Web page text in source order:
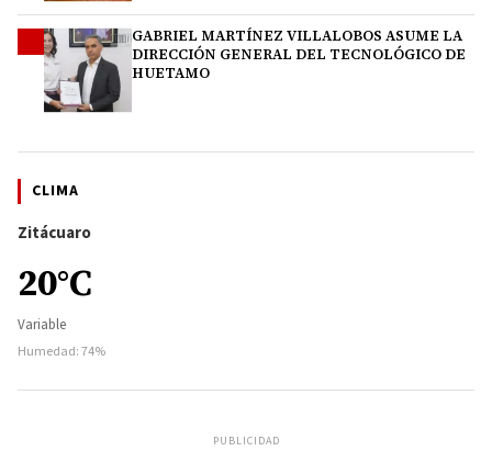
GABRIEL MARTÍNEZ VILLALOBOS ASUME LA
DIRECCIÓN GENERAL DEL TECNOLÓGICO DE
HUETAMO
CLIMA
Zitácuaro
20°C
Variable
Humedad: 74%
PUBLICIDAD